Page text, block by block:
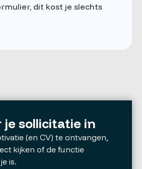
dit kost je slechts
je sollicitatie in
(en CV) te ontvangen,
kijken of de functie
is.